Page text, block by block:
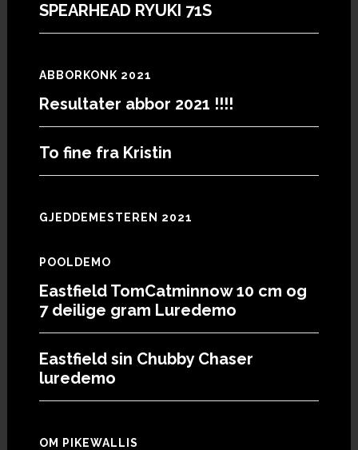
SPEARHEAD RYUKI 71S
ABBORKONK 2021
Resultater abbor 2021 !!!!
To fine fra Kristin
GJEDDEMESTEREN 2021
POOLDEMO
Eastfield TomCatminnow 10 cm og
7 deilige gram Luredemo
Eastfield sin Chubby Chaser
luredemo
OM PIKEWALLIS